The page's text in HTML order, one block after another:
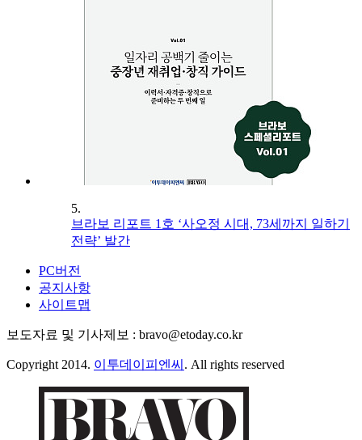
5.
브라보 리포트 1호 ‘사오정 시대, 73세까지 일하기
전략’ 발간
PC버전
공지사항
사이트맵
보도자료 및 기사제보 : bravo@etoday.co.kr
Copyright 2014. 이투데이피엔씨 . All rights reserved